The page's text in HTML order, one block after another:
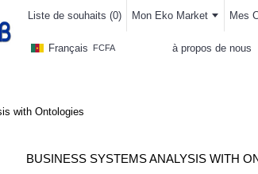
Liste de souhaits (0) Mon Eko Market Mes
Français FCFA à propos de nous
with Ontologies
BUSINESS SYSTEMS ANALYSIS WITH